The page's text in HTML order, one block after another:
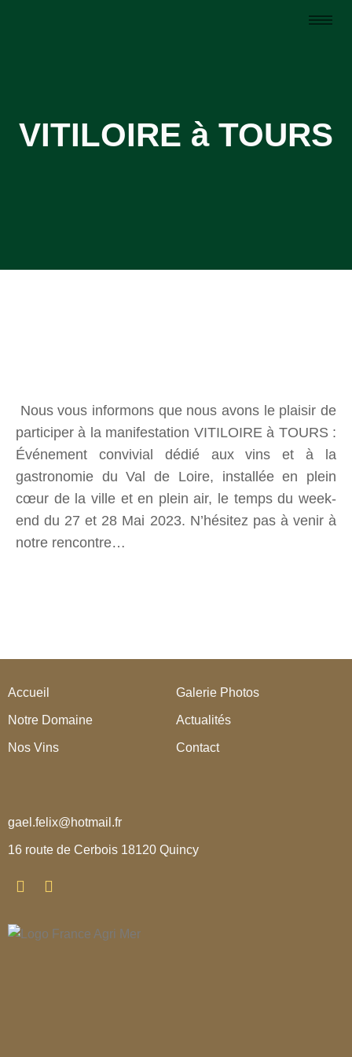
VITILOIRE à TOURS
Nous vous informons que nous avons le plaisir de
participer à la manifestation VITILOIRE à TOURS :
Événement convivial dédié aux vins et à la
gastronomie du Val de Loire, installée en plein
cœur de la ville et en plein air, le temps du week-
end du 27 et 28 Mai 2023. N’hésitez pas à venir à
notre rencontre…
Accueil
Notre Domaine
Nos Vins
Galerie Photos
Actualités
Contact
gael.felix@hotmail.fr
16 route de Cerbois 18120 Quincy